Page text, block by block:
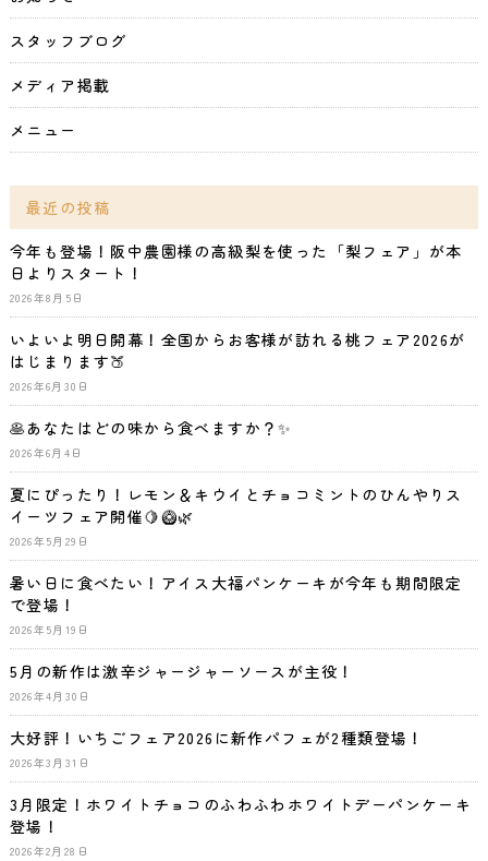
スタッフブログ
メディア掲載
メニュー
最近の投稿
今年も登場！阪中農園様の高級梨を使った「梨フェア」が本
日よりスタート！
2026年8月5日
いよいよ明日開幕！全国からお客様が訪れる桃フェア2026が
はじまります🍑
2026年6月30日
🥞あなたはどの味から食べますか？✨
2026年6月4日
夏にぴったり！レモン＆キウイとチョコミントのひんやりス
イーツフェア開催🍋🥝🌿
2026年5月29日
暑い日に食べたい！アイス大福パンケーキが今年も期間限定
で登場！
2026年5月19日
5月の新作は激辛ジャージャーソースが主役！
2026年4月30日
大好評！いちごフェア2026に新作パフェが2種類登場！
2026年3月31日
3月限定！ホワイトチョコのふわふわホワイトデーパンケーキ
登場！
2026年2月28日